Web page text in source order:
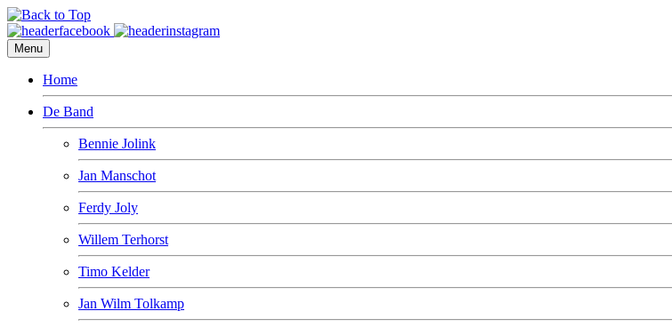
Menu
Home
De Band
Bennie Jolink
Jan Manschot
Ferdy Joly
Willem Terhorst
Timo Kelder
Jan Wilm Tolkamp